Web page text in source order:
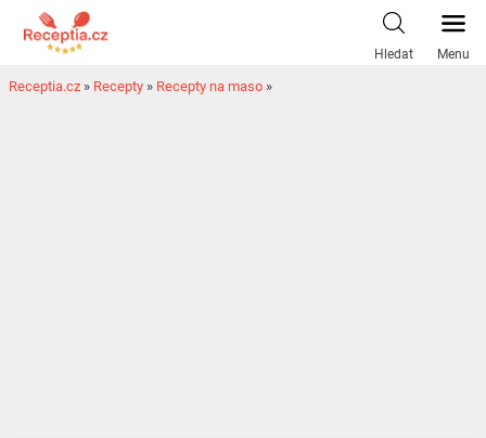
Hledat Menu
Receptia.cz » Recepty » Recepty na maso »